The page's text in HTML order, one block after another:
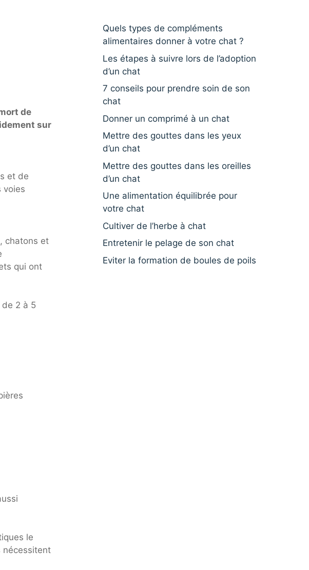
de
sur
et de
voies
chatons et
qui ont
2 à 5
le
nécessitent
Quels types de compléments
alimentaires donner à votre chat ?
Les étapes à suivre lors de l’adoption
d’un chat
7 conseils pour prendre soin de son
chat
Donner un comprimé à un chat
Mettre des gouttes dans les yeux
d’un chat
Mettre des gouttes dans les oreilles
d’un chat
Une alimentation équilibrée pour
votre chat
Cultiver de l’herbe à chat
Entretenir le pelage de son chat
Eviter la formation de boules de poils